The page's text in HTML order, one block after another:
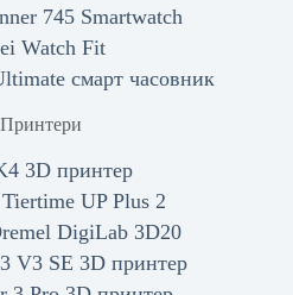
745 Smartwatch
Watch Fit
смарт часовник
3D принтер
UP Plus 2
DigiLab 3D20
V3 SE 3D принтер